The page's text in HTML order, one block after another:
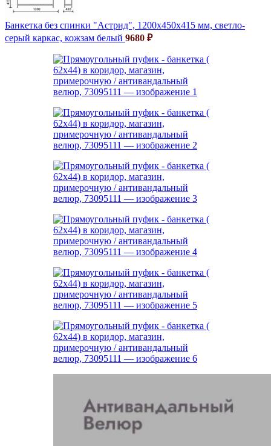
Банкетка без спинки "Астрид", 1200х450х415 мм, светло-
серый каркас, кожзам белый 9680 ₽